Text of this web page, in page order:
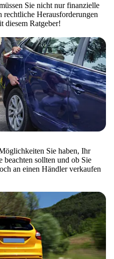
Sie nicht nur finanzielle
rechtliche Herausforderungen
diesem Ratgeber!
Sie haben, Ihr
sollten und ob Sie
an einen Händler verkaufen